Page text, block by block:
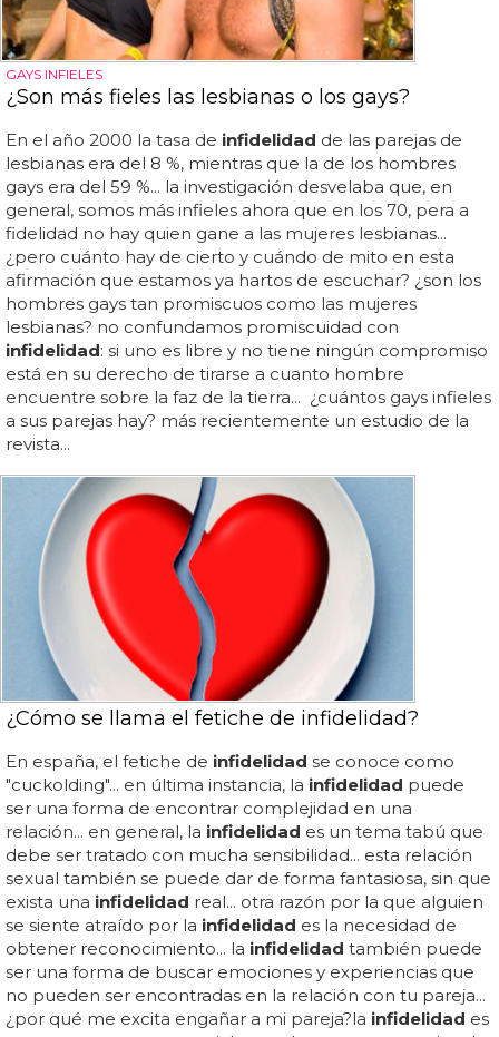
GAYS INFIELES
¿Son más fieles las lesbianas o los gays?
En el año 2000 la tasa de infidelidad de las parejas de
lesbianas era del 8 %, mientras que la de los hombres
gays era del 59 %... la investigación desvelaba que, en
general, somos más infieles ahora que en los 70, pera a
fidelidad no hay quien gane a las mujeres lesbianas...
¿pero cuánto hay de cierto y cuándo de mito en esta
afirmación que estamos ya hartos de escuchar? ¿son los
hombres gays tan promiscuos como las mujeres
lesbianas? no confundamos promiscuidad con
infidelidad: si uno es libre y no tiene ningún compromiso
está en su derecho de tirarse a cuanto hombre
encuentre sobre la faz de la tierra... ¿cuántos gays infieles
a sus parejas hay? más recientemente un estudio de la
revista...
¿Cómo se llama el fetiche de infidelidad?
En españa, el fetiche de infidelidad se conoce como
"cuckolding"... en última instancia, la infidelidad puede
ser una forma de encontrar complejidad en una
relación... en general, la infidelidad es un tema tabú que
debe ser tratado con mucha sensibilidad... esta relación
sexual también se puede dar de forma fantasiosa, sin que
exista una infidelidad real... otra razón por la que alguien
se siente atraído por la infidelidad es la necesidad de
obtener reconocimiento... la infidelidad también puede
ser una forma de buscar emociones y experiencias que
no pueden ser encontradas en la relación con tu pareja...
¿por qué me excita engañar a mi pareja?la infidelidad es